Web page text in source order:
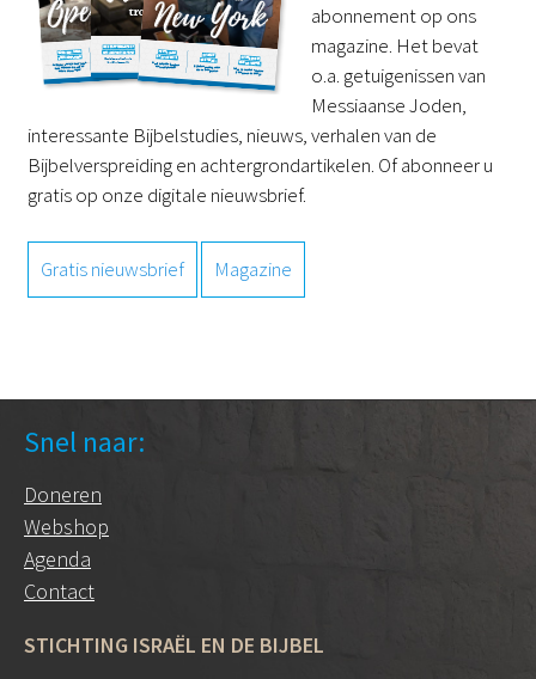
abonnement op ons
magazine. Het bevat
o.a. getuigenissen van
Messiaanse Joden,
interessante Bijbelstudies, nieuws, verhalen van de
Bijbelverspreiding en achtergrondartikelen. Of abonneer u
gratis op onze digitale nieuwsbrief.
Gratis nieuwsbrief Magazine
Snel naar:
Doneren
Webshop
Agenda
Contact
STICHTING ISRAËL EN DE BIJBEL